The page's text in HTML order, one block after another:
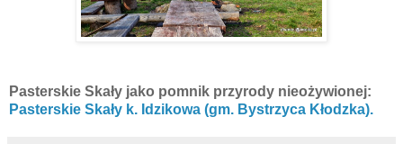
Pasterskie Skały jako pomnik przyrody nieożywionej:
Pasterskie Skały k. Idzikowa (gm. Bystrzyca Kłodzka).